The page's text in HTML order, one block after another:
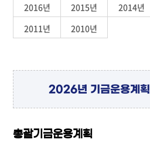
2016년
2015년 2014년
2011년
2010년
2026년 기금운용계획
총괄기금운용계획